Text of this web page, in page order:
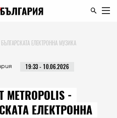
БЪЛГАРСКАТА ЕЛЕКТРОННА МУЗИКА
19:33 - 10.06.2026
-
ЕЛЕКТРОННА